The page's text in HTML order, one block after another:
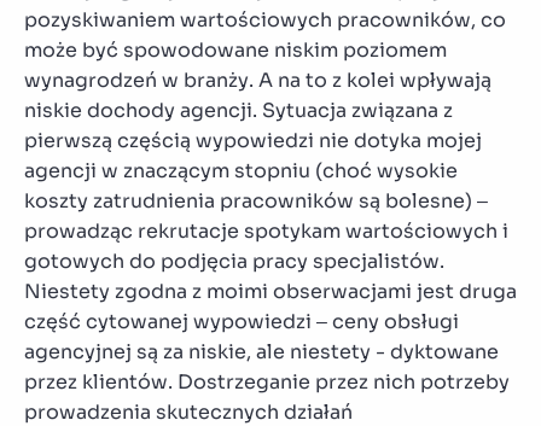
pozyskiwaniem wartościowych pracowników, co
może być spowodowane niskim poziomem
wynagrodzeń w branży. A na to z kolei wpływają
niskie dochody agencji. Sytuacja związana z
pierwszą częścią wypowiedzi nie dotyka mojej
agencji w znaczącym stopniu (choć wysokie
koszty zatrudnienia pracowników są bolesne) –
prowadząc rekrutacje spotykam wartościowych i
gotowych do podjęcia pracy specjalistów.
Niestety zgodna z moimi obserwacjami jest druga
część cytowanej wypowiedzi – ceny obsługi
agencyjnej są za niskie, ale niestety - dyktowane
przez klientów. Dostrzeganie przez nich potrzeby
prowadzenia skutecznych działań